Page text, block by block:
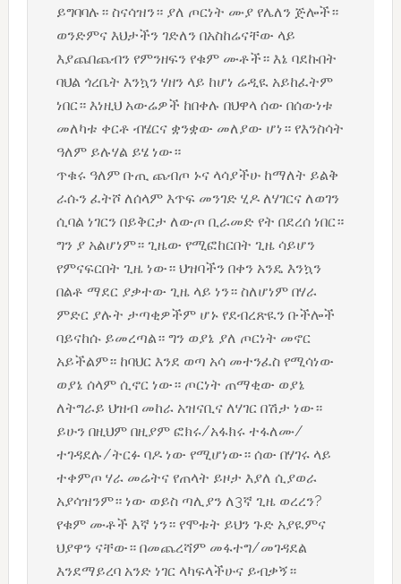
ይግባባሉ። ስናሳዝን። ያለ ጦርነት ሙያ የሌለን ጅሎች።
ወንድምና እህታችን ገድለን በአስከሬናቸው ላይ
እያጨበጨብን የምንዘፍን የቁም ሙቶች። እኔ ባደኩበት
ባህል ጎረቤት እንኳን ሃዘን ላይ ከሆነ ሬዲዪ አይከፈትም
ነበር። እነዚህ አውሬዎች ከበቀሉ በህዋላ ሰው በሰውነቱ
መለካቱ ቀርቶ ብሄርና ቋንቋው መለያው ሆነ። የእንስሳት
ዓለም ይሉሃል ይሄ ነው።
ጥቁሩ ዓለም ቡጢ ጨብጦ ኑና ላሳያችሁ ከማለት ይልቅ
ራሱን ፈትሾ ለሰላም እጥፍ መንገድ ሂዶ ለሃገርና ለወገን
ሲባል ነገርን በይቅርታ ለውጦ ቢራመድ የት በደረሰ ነበር።
ግን ያ አልሆነም። ጊዜው የሚፎከርበት ጊዜ ሳይሆን
የምናፍርበት ጊዜ ነው። ህዝባችን በቀን አንዴ እንኳን
በልቶ ማደር ያቃተው ጊዜ ላይ ነን። ስለሆነም በሃራ
ምድር ያሉት ታጣቂዎችም ሆኑ የደብረጽዪን ቡችሎች
ባይናከሱ ይመረጣል። ግን ወያኔ ያለ ጦርነት መኖር
አይችልም። ከባህር እንደ ወጣ አሳ መተንፈስ የሚሳነው
ወያኔ ሰላም ሲኖር ነው። ጦርነት ጠማቂው ወያኔ
ለትግራይ ህዝብ መከራ አዝናቢና ለሃገር በሽታ ነው።
ይሁን በዚህም በዚያም ፎክሩ/አፋክሩ ተፋለሙ/
ተገዳደሉ/ትርፉ ባዶ ነው የሚሆነው። ሰው በሃገሩ ላይ
ተቀምጦ ሃራ መሬትና የጠላት ይዞታ እያለ ሲያወራ
አያሳዝንም። ነው ወይስ ጣሊያን ለ3ኛ ጊዜ ወረረን?
የቁም ሙቶች እኛ ነን። የሞቱት ይህን ጉድ አያዪምና
ህያዋን ናቸው። በመጨረሻም መፋተግ/መገዳደል
እንደማይረባ አንድ ነገር ላካፍላችሁና ይብቃኝ።